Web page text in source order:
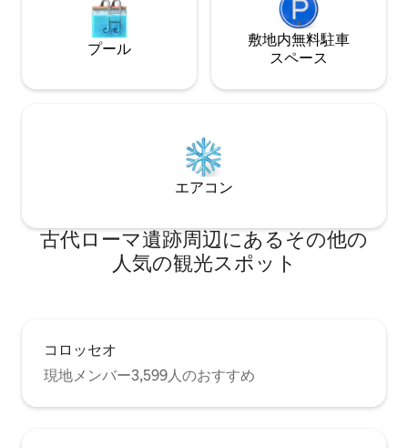
ームとキッチンを備えた2部屋のアパート
でホスティングされます。 新しい人と出
会うのはいつも楽しみです。ゲストが情
もメッセージで連絡が取れます。私の街
にあり、多くのレストラン、トレンディ
なショップ、職人の店が立ち並ぶローマ
の人々が集う場所です。 通りと路地は古
代ローマの人々が住んでいたサブララと
場所に地下鉄のカヴール駅とコロッセオ
駅があります。 市内のあらゆる方向へ向
かう多くのバスが、最寄りの2本の主要な
通り、フォリ・インペリアリ通りとカブ
ウレンティーナ方面に乗り、コロッセオ
駅で下車します。
プール
敷地内無料駐⁠車
ス⁠ペ⁠ー⁠ス
エアコン
古代ローマ遺跡⁠周⁠辺⁠に⁠あ⁠るそ⁠の⁠他⁠の
人⁠気⁠の観⁠光⁠ス⁠ポ⁠ッ⁠ト
コロッセオ
現地メンバー3,599人のおすすめ